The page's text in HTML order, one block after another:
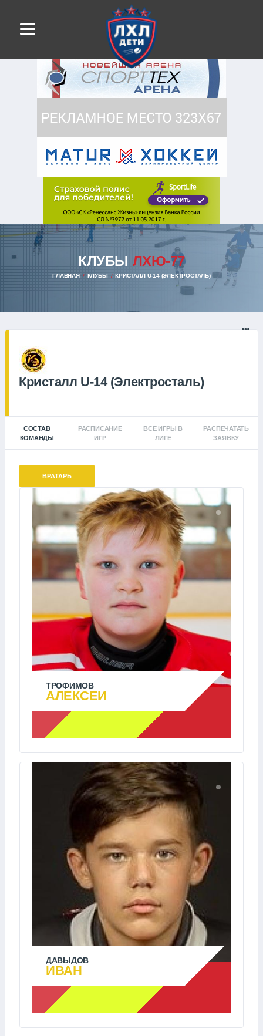
КЛУБЫ ЛХЮ-77
ГЛАВНАЯ КЛУБЫ КРИСТАЛЛ U-14 (ЭЛЕКТРОСТАЛЬ)
Кристалл U-14 (Электросталь)
СОСТАВ
КОМАНДЫ
РАСПИСАНИЕ
ИГР
ВСЕ ИГРЫ В
ЛИГЕ
РАСПЕЧАТАТЬ
ЗАЯВКУ
ВРАТАРЬ
ТРОФИМОВ
АЛЕКСЕЙ
ДАВЫДОВ
ИВАН